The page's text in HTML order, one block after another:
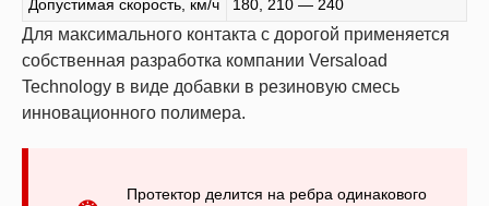
Допустимая скорость, км/ч
180, 210 — 240
Для максимального контакта с дорогой применяется
собственная разработка компании Versaload
Technology в виде добавки в резиновую смесь
инновационного полимера.
Протектор делится на ребра одинакового